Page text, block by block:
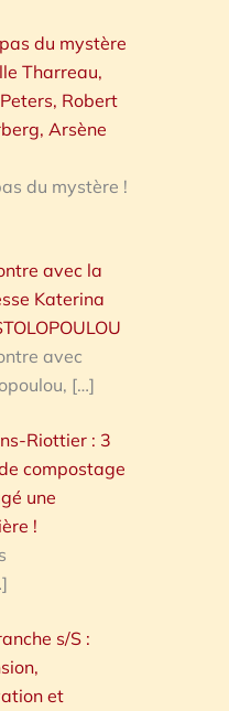
du mystère
Tharreau,
Robert
Arsène
du mystère !
avec la
Katerina
avec
[…]
Riottier : 3
compostage
une
!
s/S :
et